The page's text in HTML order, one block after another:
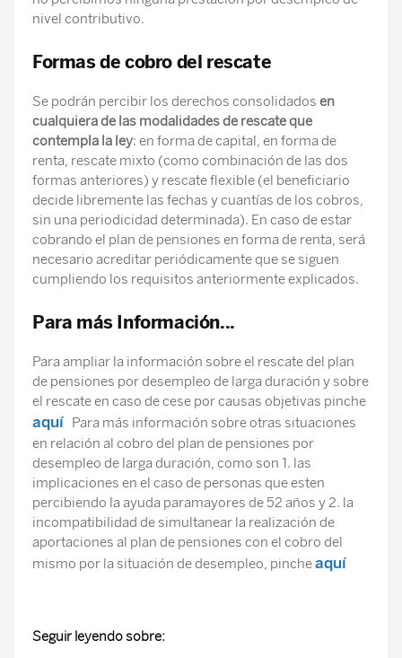
nivel contributivo.
Formas de cobro del rescate
Se podrán percibir los derechos consolidados en
cualquiera de las modalidades de rescate que
contempla la ley: en forma de capital, en forma de
renta, rescate mixto (como combinación de las dos
formas anteriores) y rescate flexible (el beneficiario
decide libremente las fechas y cuantías de los cobros,
sin una periodicidad determinada). En caso de estar
cobrando el plan de pensiones en forma de renta, será
necesario acreditar periódicamente que se siguen
cumpliendo los requisitos anteriormente explicados.
Para más Información...
Para ampliar la información sobre el rescate del plan
de pensiones por desempleo de larga duración y sobre
el rescate en caso de cese por causas objetivas pinche
aquí Para más información sobre otras situaciones
en relación al cobro del plan de pensiones por
desempleo de larga duración, como son 1. las
implicaciones en el caso de personas que esten
percibiendo la ayuda paramayores de 52 años y 2. la
incompatibilidad de simultanear la realización de
aportaciones al plan de pensiones con el cobro del
mismo por la situación de desempleo, pincheaquí
Seguir leyendo sobre: